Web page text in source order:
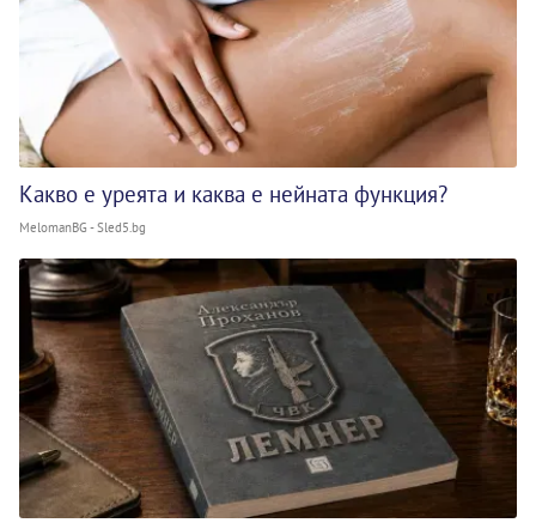
Какво е уреята и каква е нейната функция?
MelomanBG - Sled5.bg